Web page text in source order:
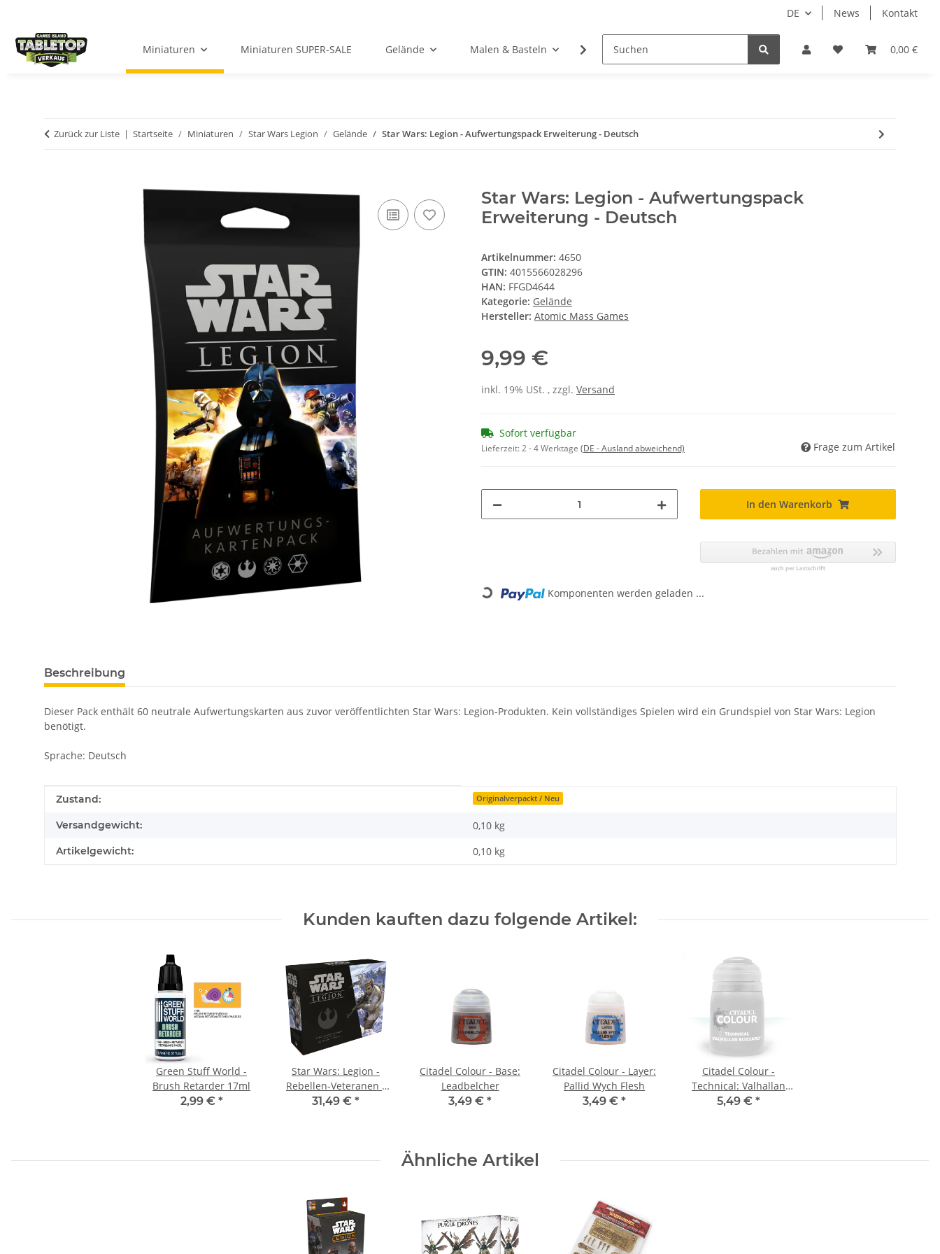
DE News Kontakt
0,00 €
Miniaturen Miniaturen SUPER-SALE Gelände Malen & Basteln Rollenspiele Tabletop Zubehör Hersteller
Zurück zur Liste Startseite Miniaturen Star Wars Legion Gelände Star Wars: Legion - Aufwertungspack Erweiterung - Deutsch
Star Wars: Legion - Aufwertungspack
Erweiterung - Deutsch
Artikelnummer: 4650
GTIN: 4015566028296
HAN: FFGD4644
Kategorie: Gelände
Hersteller: Atomic Mass Games
9,99 €
inkl. 19% USt. , zzgl. Versand
Sofort verfügbar
Lieferzeit:2 - 4 Werktage (DE - Ausland abweichend) Frage zum Artikel
In den Warenkorb
Loading... Komponenten werden geladen ...
Beschreibung
Dieser Pack enthält 60 neutrale Aufwertungskarten aus zuvor veröffentlichten Star Wars: Legion-Produkten. Kein vollständiges Spielen wird ein Grundspiel von Star Wars: Legion
benötigt.
Sprache: Deutsch
Produkteigenschaft
Wert
Zustand: Originalverpackt / Neu
Versandgewicht: 0,10 kg
Artikelgewicht: 0,10 kg
Kunden kauften dazu folgende Artikel:
Green Stuff World -
Brush Retarder 17ml
2,99 € *
Star Wars: Legion -
Rebellen-Veteranen -
Erweiterung DE/IT
31,49 € *
Citadel Colour - Base:
Leadbelcher
3,49 € *
Citadel Colour - Layer:
Pallid Wych Flesh
3,49 € *
Citadel Colour -
Technical: Valhallan
Blizzard
5,49 € *
Ähnliche Artikel